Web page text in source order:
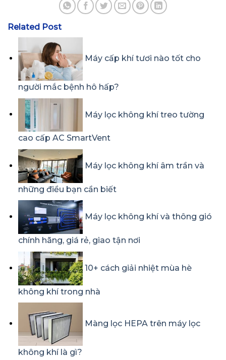
Related Post
Máy cấp khí tươi nào tốt cho
người mắc bệnh hô hấp?
Máy lọc không khí treo tường
cao cấp AC SmartVent
Máy lọc không khí âm trần và
những điều bạn cần biết
Máy lọc không khí và thông gió
chính hãng, giá rẻ, giao tận nơi
10+ cách giải nhiệt mùa hè
không khí trong nhà
Màng lọc HEPA trên máy lọc
không khí là gì?